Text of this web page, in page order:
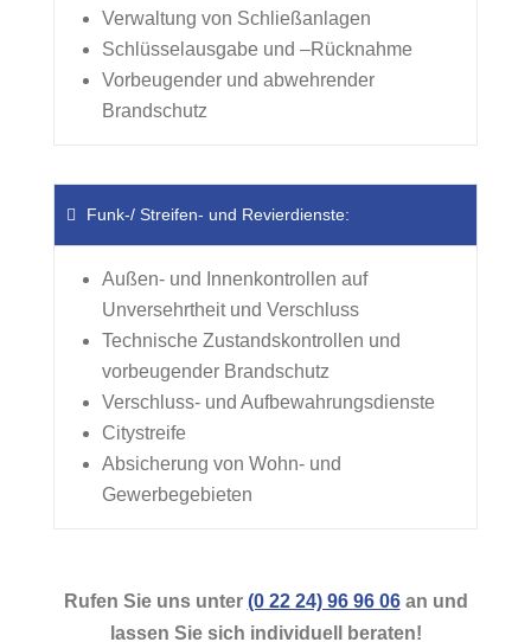
Verwaltung von Schließanlagen
Schlüsselausgabe und –Rücknahme
Vorbeugender und abwehrender
Brandschutz
Funk-/ Streifen- und Revierdienste:
Außen- und Innenkontrollen auf
Unversehrtheit und Verschluss
Technische Zustandskontrollen und
vorbeugender Brandschutz
Verschluss- und Aufbewahrungsdienste
Citystreife
Absicherung von Wohn- und
Gewerbegebieten
Rufen Sie uns unter (0 22 24) 96 96 06an und
lassen Sie sich individuell beraten!